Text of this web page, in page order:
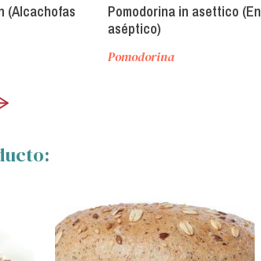
(Alcachofas
Pomodorina in asettico (En
aséptico)
Pomodorina